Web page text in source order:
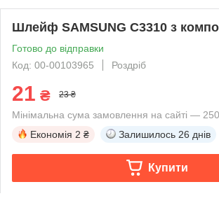
Шлейф SAMSUNG C3310 з
Готово до відправки
Код: 00-00103965
Роздріб
21 ₴ 23 ₴
Мінімальна сума замовлення на сайті —
Економія 2 ₴ Залишилось 26 днів
Купити